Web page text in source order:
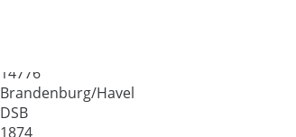
14776
Brandenburg/Havel
DSB
1874